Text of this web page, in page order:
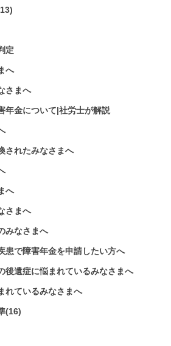
定
へ
さまへ
年金について|社労士が解説
されたみなさまへ
へ
さまへ
みなさまへ
患で障害年金を申請したい方へ
後遺症に悩まれているみなさまへ
れているみなさまへ
(16)